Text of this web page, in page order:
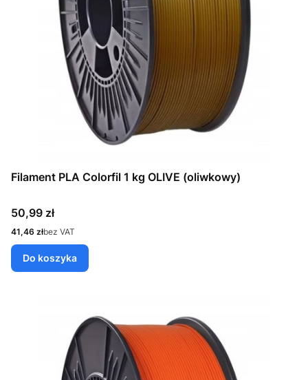
Filament PLA Colorfil 1 kg OLIVE (oliwkowy)
Cena
50,99 zł
Cena
41,46 złbez VAT
Do koszyka